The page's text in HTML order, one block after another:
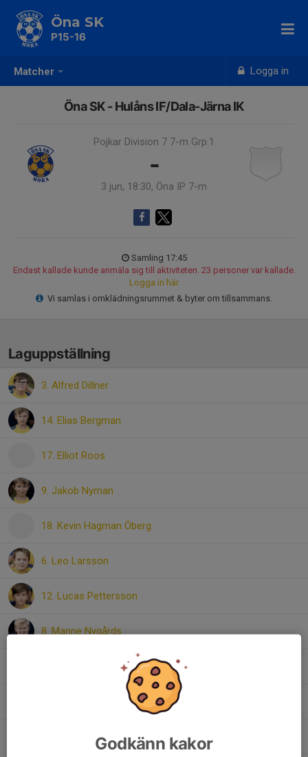
Matcher Logga in
Öna SK
P15-16
Öna SK - Hulåns IF/Dala-Järna IK
Pojkar Division 7 7-m Grp.1
-
3 jun, 18:30, Öna IP 7-m
Samling 17:45
Endast kallade kunde anmäla sig till aktiviteten. 23 personer var kallade.
Logga in här
Vi samlas i omklädningsrummet & byter om tillsammans.
Laguppställning
3. Alfred Dillner
14. Elias Bergman
17. Elliot Roos
9. Jakob Nyman
18. Kevin Hagman Öberg
6. Leo Larsson
12. Lucas Pettersson
8. Manne Nygårds
7. Sigge Alfredsson
4. Sixten StormatsGodkänn kakor